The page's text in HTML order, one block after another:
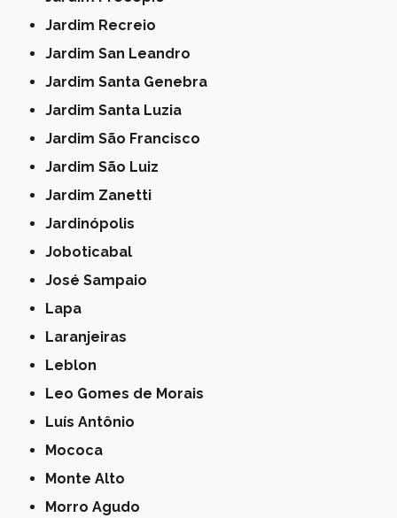
Jardim Recreio
Jardim San Leandro
Jardim Santa Genebra
Jardim Santa Luzia
Jardim São Francisco
Jardim São Luiz
Jardim Zanetti
Jardinópolis
Joboticabal
José Sampaio
Lapa
Laranjeiras
Leblon
Leo Gomes de Morais
Luís Antônio
Mococa
Monte Alto
Morro Agudo